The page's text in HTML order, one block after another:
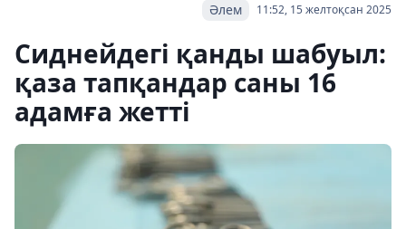
11:52, 15 желтоқсан 2025
Әлем
Сиднейдегі қанды шабуыл:
қаза тапқандар саны 16
адамға жетті